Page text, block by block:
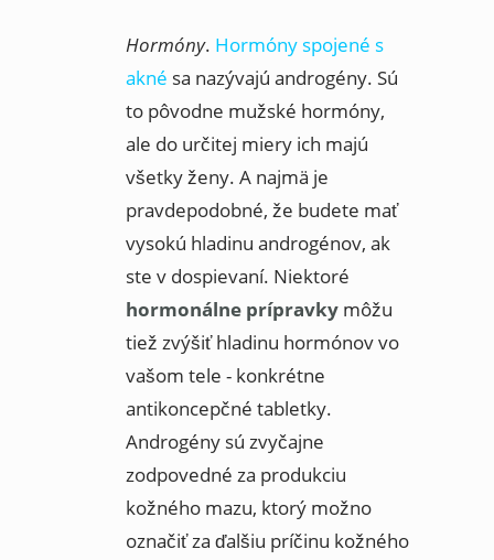
Hormóny. Hormóny spojené s
akné sa nazývajú androgény. Sú
to pôvodne mužské hormóny,
ale do určitej miery ich majú
všetky ženy. A najmä je
pravdepodobné, že budete mať
vysokú hladinu androgénov, ak
ste v dospievaní. Niektoré
hormonálne prípravky môžu
tiež zvýšiť hladinu hormónov vo
vašom tele - konkrétne
antikoncepčné tabletky.
Androgény sú zvyčajne
zodpovedné za produkciu
kožného mazu, ktorý možno
označiť za ďalšiu príčinu kožného